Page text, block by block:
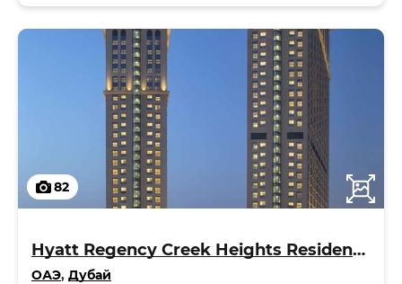
82
Hyatt Regency Creek Heights Residences 5*
ОАЭ, Дубай